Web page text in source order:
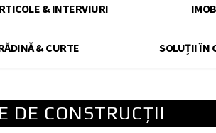
& INTERVIURI
& CURTE SOLUȚII ÎN
DE CONSTRUCȚII